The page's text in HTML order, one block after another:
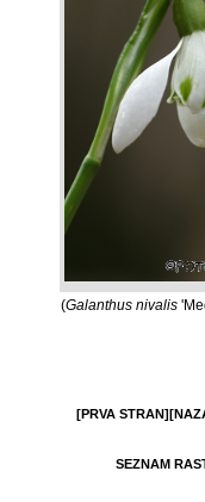
(Galanthus nivalis
[PRVA STRAN]
SEZNAM